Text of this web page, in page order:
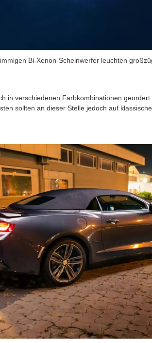
Bi-Xenon-Scheinwerfer leuchten
in verschiedenen Farbkombinationen
sollten an dieser Stelle jedoch auf